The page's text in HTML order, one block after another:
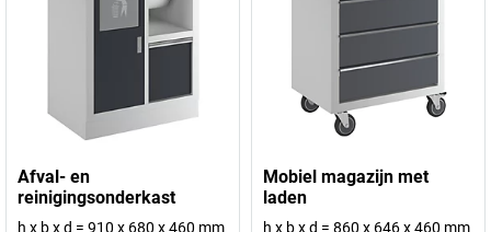
Afval- en
reinigingsonderkast
h x b x d = 910 x 680 x 460 mm
Mobiel magazijn met
laden
h x b x d = 860 x 646 x 460 mm